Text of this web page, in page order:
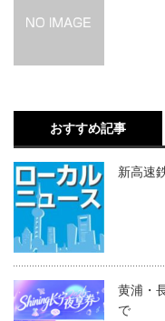
おすすめ記事
新高速
黄浦・
で